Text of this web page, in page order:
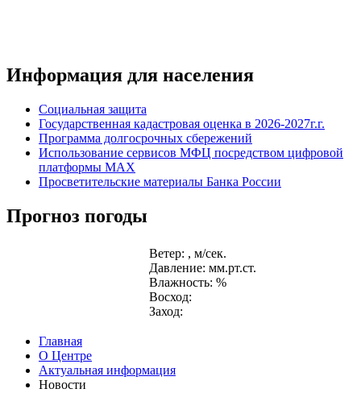
Информация для населения
Социальная защита
Государственная кадастровая оценка в 2026-2027г.г.
Программа долгосрочных сбережений
Использование сервисов МФЦ посредством цифровой
платформы MAX
Просветительские материалы Банка России
Прогноз погоды
Ветер: , м/сек.
Давление: мм.рт.ст.
Влажность: %
Восход:
Заход:
Главная
О Центре
Актуальная информация
Новости